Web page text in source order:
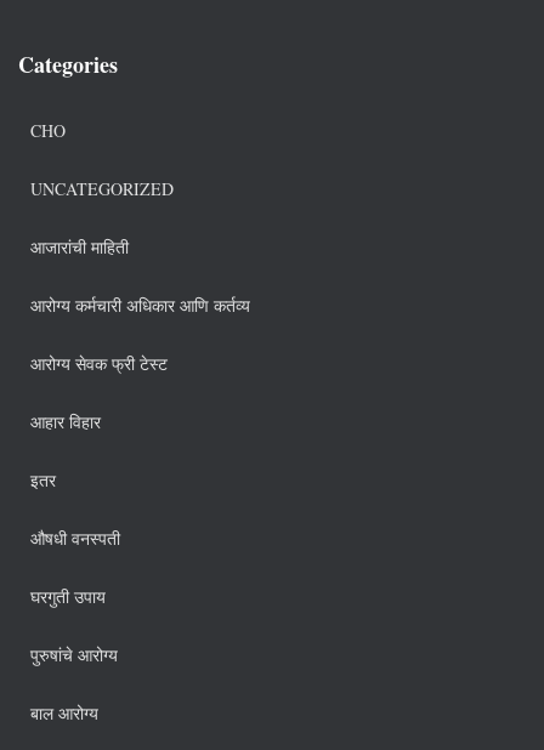
Categories
CHO
UNCATEGORIZED
आजारांची माहिती
आरोग्य कर्मचारी अधिकार आणि कर्तव्य
आरोग्य सेवक फ्री टेस्ट
आहार विहार
इतर
औषधी वनस्पती
घरगुती उपाय
पुरुषांचे आरोग्य
बाल आरोग्य